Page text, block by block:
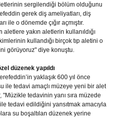
sergilendiği bölüm olduğunu
gerek diş ameliyatları, diş
ile o dönemde çığır açmıştır.
yakın aletlerin kullanıldığı
kullandığı birçok tıp aletini o
görüyoruz" diye konuştu.
düzenek yapıldı
yaklaşık 600 yıl önce
ile tedavi amaçlı müzeye yeni bir alet
"Müzikle tedavinin yanı sıra müzede
tedavi edildiğini yansıtmak amacıyla
su boşaltılan düzenek yerine